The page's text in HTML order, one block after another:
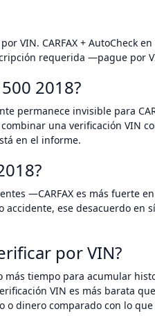
VIN. CARFAX + AutoCheck
requerida —pague por
2018?
permanece invisible para
una verificación VIN
en el informe.
—CARFAX es más fuerte
ese desacuerdo en
por VIN?
más tiempo para acumular
VIN es más barata
o dinero comparado con lo